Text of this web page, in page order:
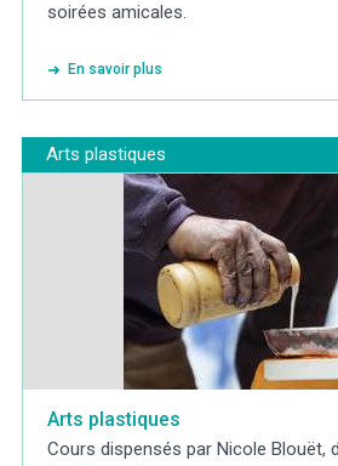
soirées amicales.
En savoir plus
Arts plastiques
Arts plastiques
Cours dispensés par Nicole Blouët,